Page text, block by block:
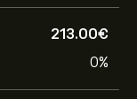
213.00‎€‎
0%